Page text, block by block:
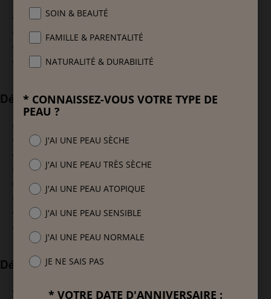
Votre peau est puissante
Nos Engagements
Notre Mission
Notre Expertise
Découvrez nos produits
Derma Care Déodorant
Hommes
Enfants
Derma Therapie
Ménopause
Découvrez nos catégories
Bain et Douche